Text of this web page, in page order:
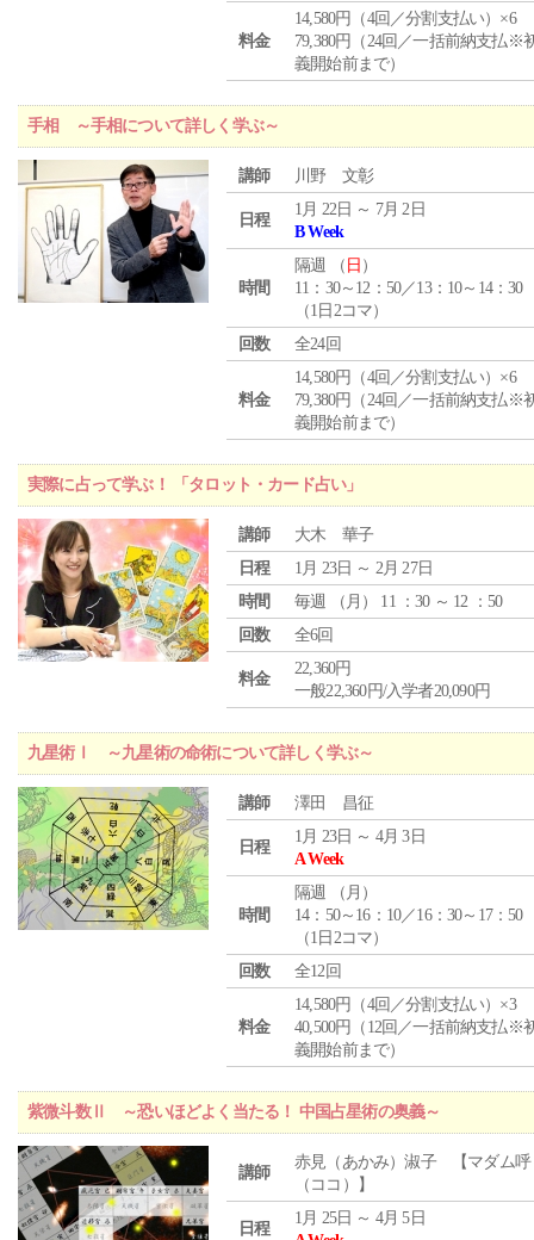
料金
14,580円（4回／分割支払い）×6
79,380円（24回／一括前納支払※
義開始前まで）
手相 ～手相について詳しく学ぶ～
講師 川野 文彰
日程
1月 22日 ～ 7月 2日
B Week
時間
隔週 （ 日 ）
11：30～12：50／13：10～14：30
（1日2コマ）
回数
全24回
料金
14,580円（4回／分割支払い）×6
79,380円（24回／一括前納支払※
義開始前まで）
実際に占って学ぶ！ 「タロット・カード占い」
講師
大木 華子
日程
1月 23日 ～ 2月 27日
時間
毎週 （ 月 ） 11 ：30 ～ 12 ：50
回数
全6回
料金
22,360円
一般22,360円/入学者20,090円
九星術Ⅰ ～九星術の命術について詳しく学ぶ～
講師 澤田 昌征
日程
1月 23日 ～ 4月 3日
A Week
時間
隔週 （ 月 ）
14：50～16：10／16：30～17：50
（1日2コマ）
回数
全12回
料金
14,580円（4回／分割支払い）×3
40,500円（12回／一括前納支払※
義開始前まで）
紫微斗数Ⅱ ～恐いほどよく当たる！ 中国占星術の奥義～
講師
赤見（あかみ）淑子 【マダム呼
（ココ）】
日程
1月 25日 ～ 4月 5日